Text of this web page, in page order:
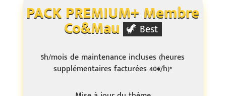
PACK PREMIUM+ Membre
Co&Mau 🦖 Best
5h/mois de maintenance incluses (heures
supplémentaires facturées 40€/h)*